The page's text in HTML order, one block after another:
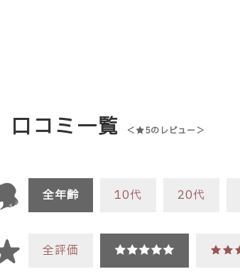
口コミ一覧 ＜★5のレビュー＞
全年齢 10代 20代
全評価 ★★★★★